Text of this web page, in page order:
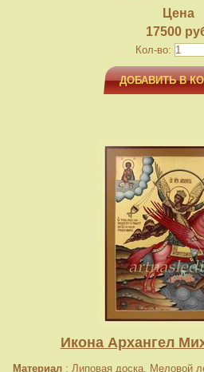
Цена
17500
Кол-во:
ДОБАВИТЬ В
Икона Архангел
Материал : Липовая доска. Меловой